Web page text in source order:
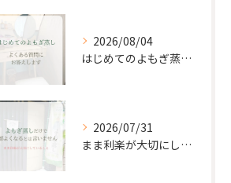
2026/08/04
はじめてのよもぎ蒸し。
2026/07/31
まま利楽が大切にしていること✨